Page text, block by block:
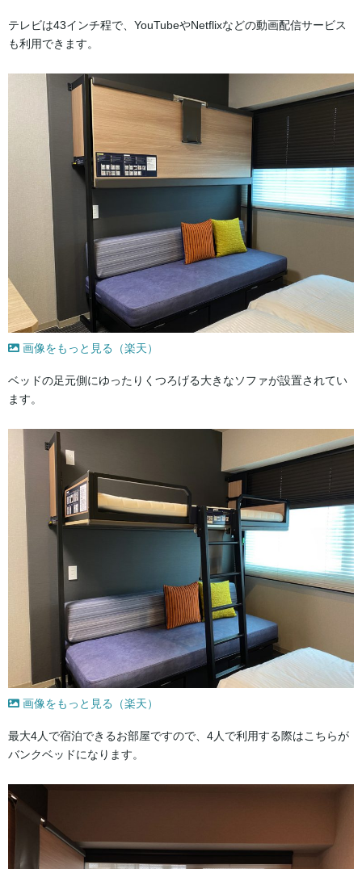
テレビは43インチ程で、YouTubeやNetflixなどの動画配信サービス
も利用できます。
画像をもっと見る（楽天）
ベッドの足元側にゆったりくつろげる大きなソファが設置されてい
ます。
画像をもっと見る（楽天）
最大4人で宿泊できるお部屋ですので、4人で利用する際はこちらが
バンクベッドになります。